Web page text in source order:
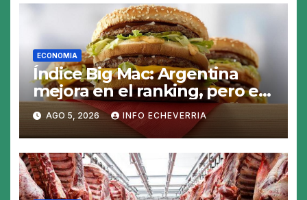
ECONOMIA
Índice Big Mac: Argentina
mejora en el ranking, pero el
peso sigue sobrevaluado un
19%
AGO 5, 2026 INFO ECHEVERRIA